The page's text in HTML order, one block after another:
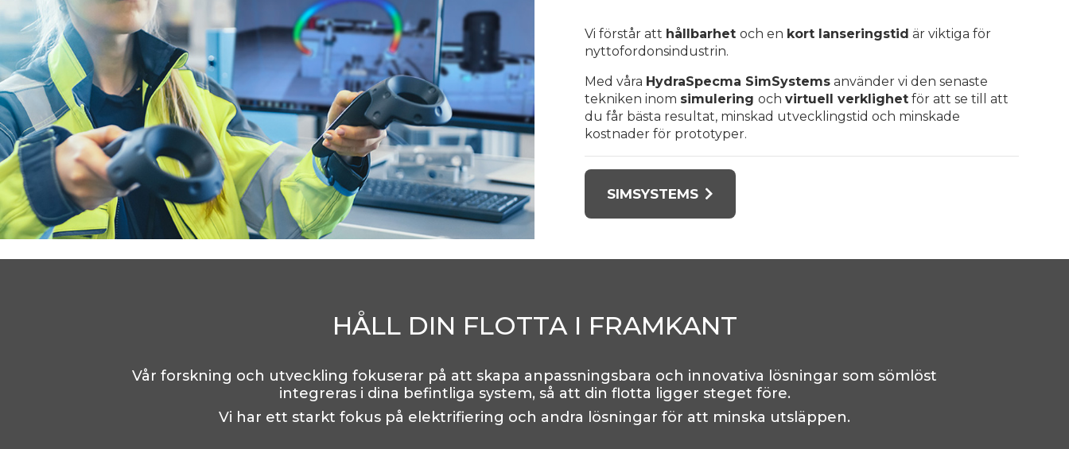
Vi förstår att hållbarhet och en kort lanseringstid är viktiga för
nyttofordonsindustrin.
Med våra HydraSpecma SimSystems använder vi den senaste
tekniken inom simulering och virtuell verklighet för att se till att
du får bästa resultat, minskad utvecklingstid och minskade
kostnader för prototyper.
SIMSYSTEMS
HÅLL DIN FLOTTA I FRAMKANT
Vår forskning och utveckling fokuserar på att skapa anpassningsbara och innovativa lösningar som sömlöst
integreras i dina befintliga system, så att din flotta ligger steget före.
Vi har ett starkt fokus på elektrifiering och andra lösningar för att minska utsläppen.